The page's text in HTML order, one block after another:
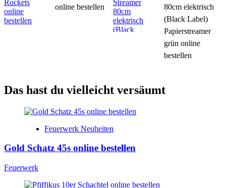
online bestellen
80cm elektrisch
(Black Label)
Papierstreamer
grün online
bestellen
Das hast du vielleicht versäumt
Feuerwerk Neuheiten
Gold Schatz 45s online bestellen
Feuerwerk